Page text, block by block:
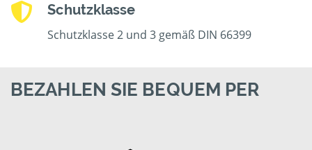
Schutzklasse
Schutzklasse 2 und 3 gemäß DIN 66399
BEZAHLEN SIE BEQUEM PER